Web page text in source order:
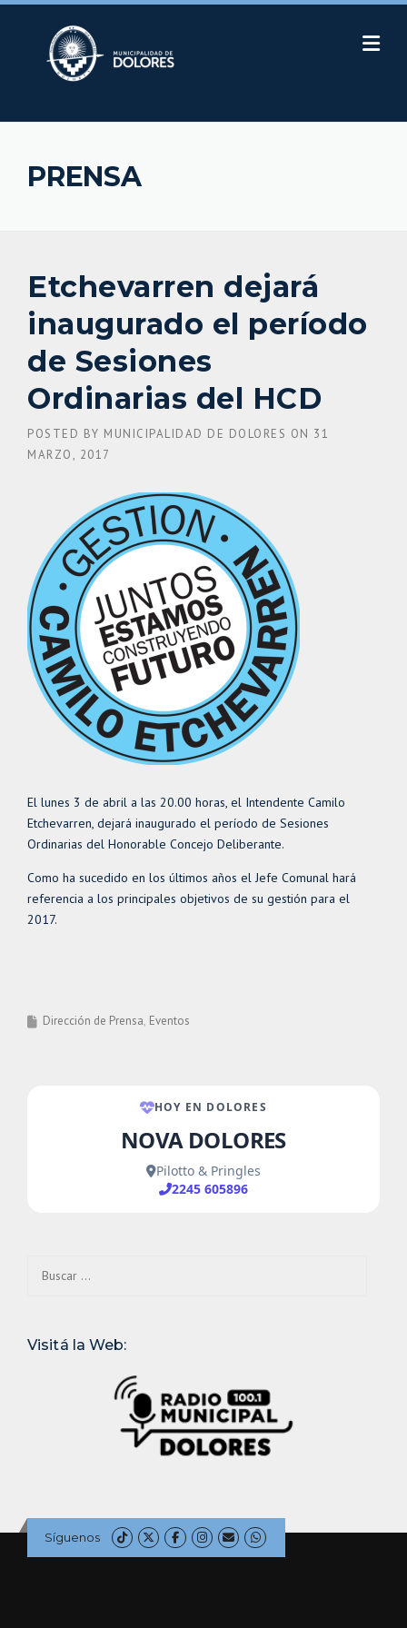
Skip
PRENSA
Etchevarren dejará
inaugurado el período
de Sesiones
Ordinarias del HCD
POSTED BY MUNICIPALIDAD DE DOLORES ON 31
MARZO, 2017
El lunes 3 de abril a las 20.00 horas, el Intendente Camilo
Etchevarren, dejará inaugurado el período de Sesiones
Ordinarias del Honorable Concejo Deliberante.
Como ha sucedido en los últimos años el Jefe Comunal hará
referencia a los principales objetivos de su gestión para el
2017.
Dirección de Prensa Eventos
Visitá la Web:
Síguenos